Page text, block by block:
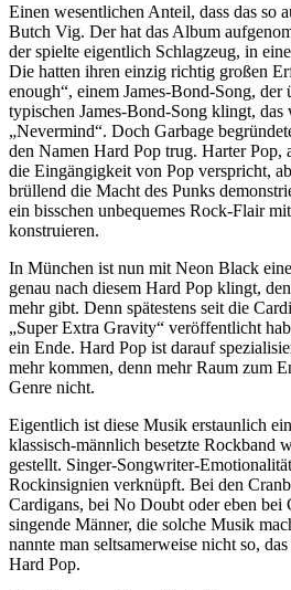
Einen wesentlichen Anteil, dass das so
Butch Vig. Der hat das Album
der spielte eigentlich Schlagzeug, in
Die hatten ihren einzig richtig großen
enough“, einem James-Bond-Song, der
typischen James-Bond-Song klingt, das
„Nevermind“. Doch Garbage
den Namen Hard Pop trug. Harter Pop,
die Eingängigkeit von Pop verspricht,
brüllend die Macht des Punks
ein bisschen unbequemes Rock-Flair
konstruieren.
In München ist nun mit Neon Black
genau nach diesem Hard Pop klingt,
mehr gibt. Denn spätestens seit die
„Super Extra Gravity“ veröffentlicht
ein Ende. Hard Pop ist darauf
mehr kommen, denn mehr Raum zum
Genre nicht.
Eigentlich ist diese Musik erstaunlich
klassisch-männlich besetzte Rockband
gestellt. Singer-Songwriter-
Rockinsignien verknüpft. Bei den
Cardigans, bei No Doubt oder eben bei
singende Männer, die solche Musik
nannte man seltsamerweise nicht so,
Hard Pop.